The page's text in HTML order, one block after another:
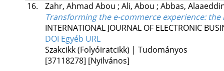
16.
Zahr, Ahmad Abou ; Ali, Abou ; Abbas,
Transforming the e-commerce experience: the
INTERNATIONAL JOURNAL OF ELECTRONIC
DOI Egyéb URL
Szakcikk (Folyóiratcikk) | Tudományos
[37118278] [Nyilvános]